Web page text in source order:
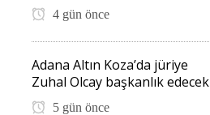
4 gün önce
Adana Altın Koza’da jüriye
Zuhal Olcay başkanlık edecek
5 gün önce